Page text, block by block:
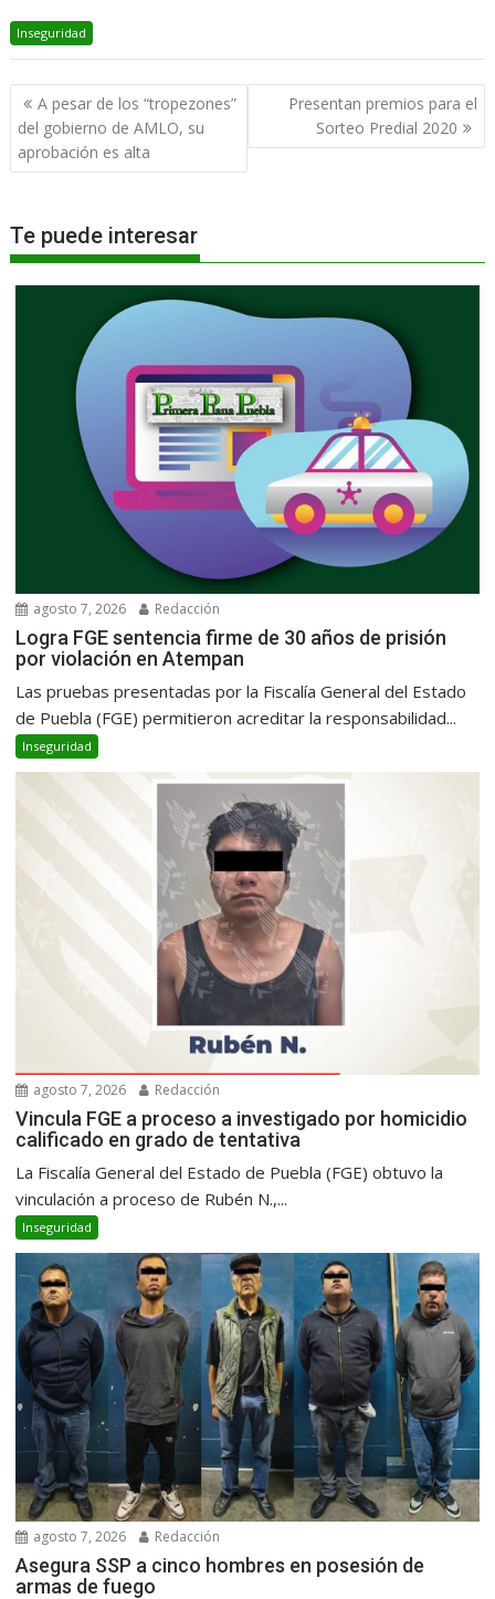
Inseguridad
Navegación
de
entradas
A pesar de los “tropezones”
del gobierno de AMLO, su
aprobación es alta
Presentan premios para el
Sorteo Predial 2020
Te puede interesar
agosto 7, 2026 Redacción
Logra FGE sentencia firme de 30 años de prisión
por violación en Atempan
Las pruebas presentadas por la Fiscalía General del Estado
de Puebla (FGE) permitieron acreditar la responsabilidad...
Inseguridad
agosto 7, 2026 Redacción
Vincula FGE a proceso a investigado por homicidio
calificado en grado de tentativa
La Fiscalía General del Estado de Puebla (FGE) obtuvo la
vinculación a proceso de Rubén N.,...
Inseguridad
agosto 7, 2026 Redacción
Asegura SSP a cinco hombres en posesión de
armas de fuego